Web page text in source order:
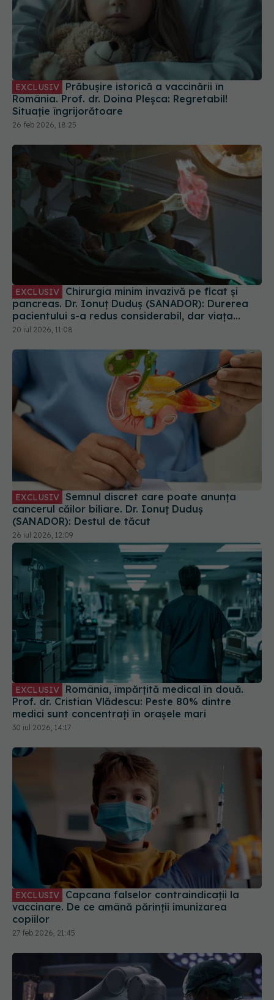
EXCLUSIV
România. Prof. dr. Doina Pleșca: Regretabil!
Situație îngrijorătoare
26 feb 2026, 18:25
EXCLUSIV
pancreas. Dr. Ionuț Duduș (SANADOR): Durerea
pacientului s-a redus considerabil, dar viața
chirurgului s-a complicat
20 iul 2026, 11:08
EXCLUSIV
cancerul căilor biliare. Dr. Ionuț Duduș
(SANADOR): Destul de tăcut
26 iul 2026, 12:09
EXCLUSIV
Prof. dr. Cristian Vlădescu: Peste 80% dintre
medici sunt concentrați în orașele mari
30 iul 2026, 14:17
EXCLUSIV
vaccinare. De ce amână părinții imunizarea
copiilor
27 feb 2026, 21:45